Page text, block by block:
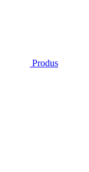
Produs